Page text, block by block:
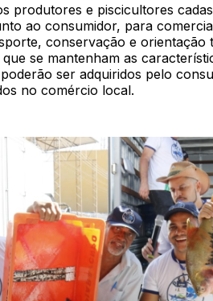
produtores e piscicultores
ao consumidor, para
conservação e orientação
se mantenham as
ser adquiridos pelo
no comércio local.